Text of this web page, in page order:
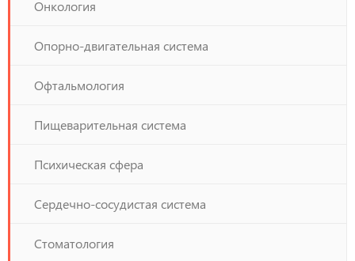
Онкология
Опорно-двигательная система
Офтальмология
Пищеварительная система
Психическая сфера
Сердечно-сосудистая система
Стоматология